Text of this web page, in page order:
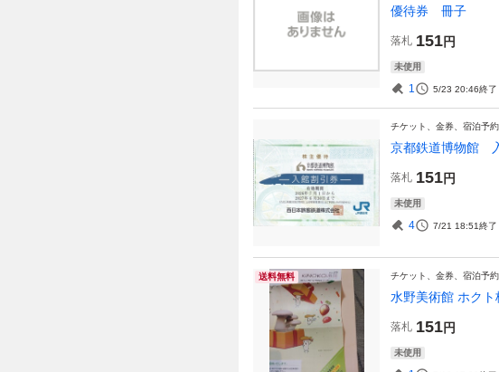
優待券 冊子
落札 151円
未使用
1 5/23 20:46終了
チケット、金券、宿泊予約
京都鉄道博物館
落札 151円
未使用
4 7/21 18:51終了
送料無料 チケット、金券、宿泊予約
水野美術館 ホク
落札 151円
未使用